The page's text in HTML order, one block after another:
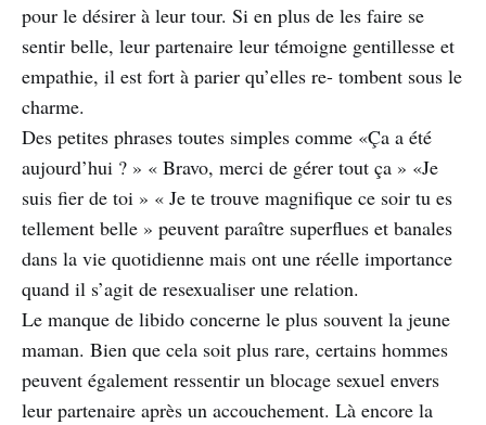
pour le désirer à leur tour. Si en plus de les faire se
sentir belle, leur partenaire leur témoigne gentillesse et
empathie, il est fort à parier qu’elles re- tombent sous le
charme.
Des petites phrases toutes simples comme «Ça a été
aujourd’hui ? » « Bravo, merci de gérer tout ça » «Je
suis fier de toi » « Je te trouve magnifique ce soir tu es
tellement belle » peuvent paraître superflues et banales
dans la vie quotidienne mais ont une réelle importance
quand il s’agit de resexualiser une relation.
Le manque de libido concerne le plus souvent la jeune
maman. Bien que cela soit plus rare, certains hommes
peuvent également ressentir un blocage sexuel envers
leur partenaire après un accouchement. Là encore la